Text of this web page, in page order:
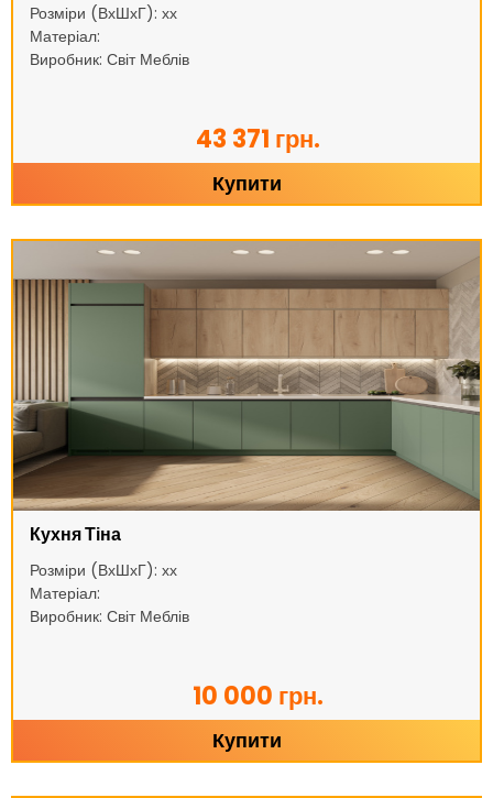
Розміри (ВхШхГ): хх
Матеріал:
Виробник: Світ Меблів
43 371 грн.
Купити
Кухня Тіна
Розміри (ВхШхГ): хх
Матеріал:
Виробник: Світ Меблів
10 000 грн.
Купити